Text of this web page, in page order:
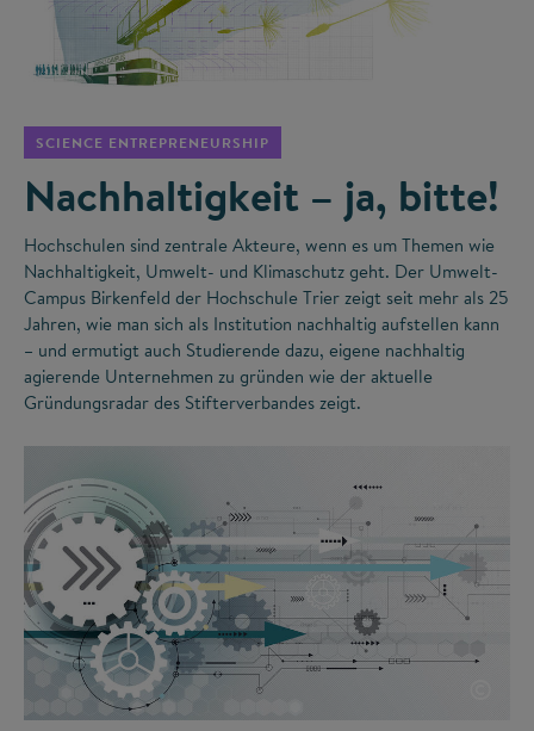
SCIENCE ENTREPRENEURSHIP
Nachhaltigkeit – ja, bitte!
Hochschulen sind zentrale Akteure, wenn es um Themen wie
Nachhaltigkeit, Umwelt- und Klimaschutz geht. Der Umwelt-
Campus Birkenfeld der Hochschule Trier zeigt seit mehr als 25
Jahren, wie man sich als Institution nachhaltig aufstellen kann
– und ermutigt auch Studierende dazu, eigene nachhaltig
agierende Unternehmen zu gründen wie der aktuelle
Gründungsradar des Stifterverbandes zeigt.